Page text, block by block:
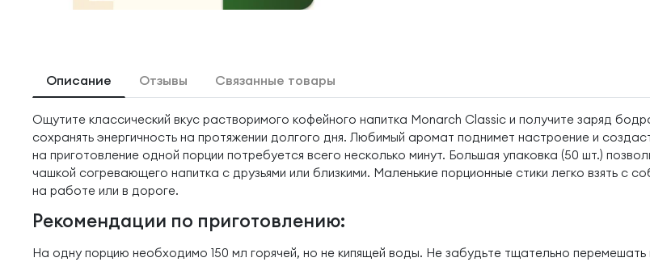
Описание Отзывы Связанные товары
Ощутите классический вкус растворимого кофейного напитка Monarch Classic и получите заряд
сохранять энергичность на протяжении долгого дня. Любимый аромат поднимет настроение и
на приготовление одной порции потребуется всего несколько минут. Большая упаковка (50 шт.)
чашкой согревающего напитка с друзьями или близкими. Маленькие порционные стики легко взять с
на работе или в дороге.
Рекомендации по приготовлению:
На одну порцию необходимо 150 мл горячей, но не кипящей воды. Не забудьте тщательно перемешать